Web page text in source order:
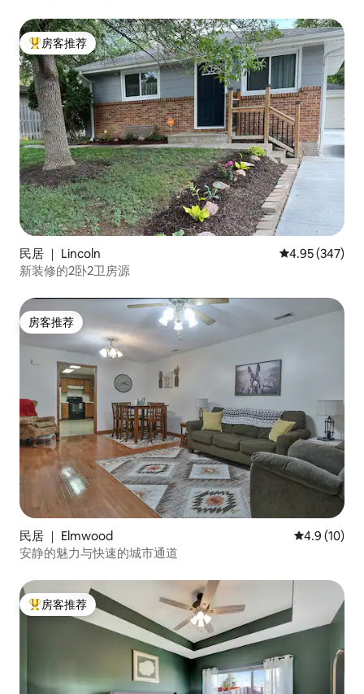
热门「房客推荐」
房客推荐
民居 ｜ Lincoln 平均评分 4.95
4.95 (347)
新装修的2卧2卫房源
房客推荐
房客推荐
民居 ｜ Elmwood 平均评分
4.9 (10)
安静的魅力与快速的城市通道
热门「房客推荐」
房客推荐